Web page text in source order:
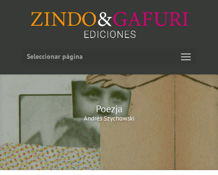
Seleccionar página
Poezja
Andrés Szychowski